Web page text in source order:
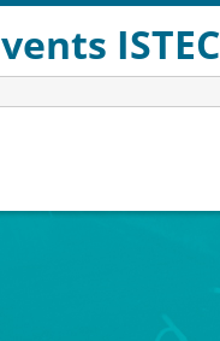
Events ISTEC